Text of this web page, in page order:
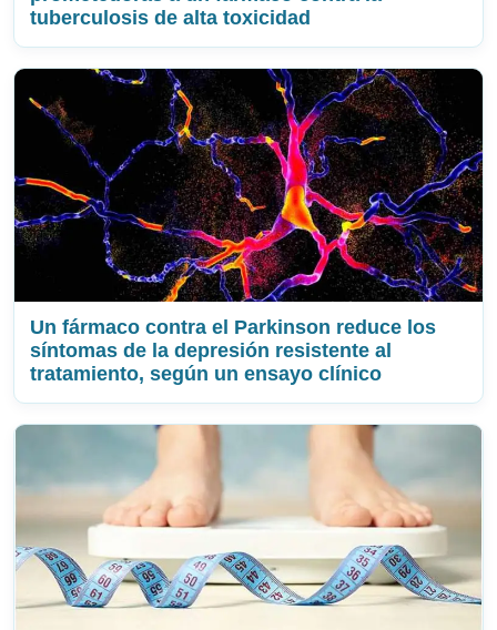
tuberculosis de alta toxicidad
Un fármaco contra el Parkinson reduce los
síntomas de la depresión resistente al
tratamiento, según un ensayo clínico